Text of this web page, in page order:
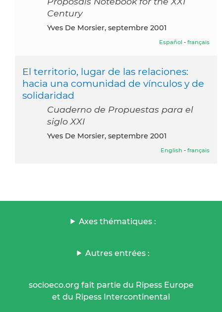
Century
Yves De Morsier, septembre 2001
Español - français
El territorio, lugar de las relaciones:
hacia una comunidad de vínculos y de
solidaridad
Cuaderno de Propuestas para el
siglo XXI
Yves De Morsier, septembre 2001
English - français
Axes thématiques :
Autres entrées :
socioeco.org fait partie du Ripess Europe
et du Ripess Intercontinental